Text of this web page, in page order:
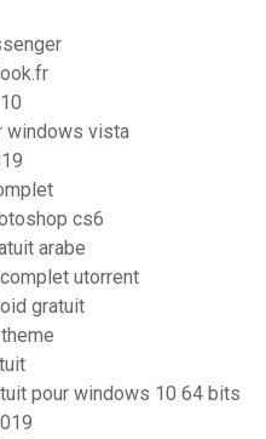
windows vista
cs6
arabe
utorrent
gratuit
pour windows 10 64 bits